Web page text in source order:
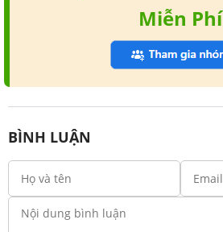
Miễn Phí
BÌNH LUẬN